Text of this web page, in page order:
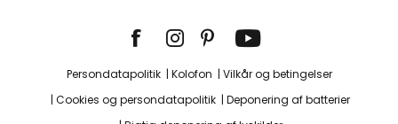
Persondatapolitik Kolofon
Vilkår og betingelser
Cookies og persondatapolitik
Deponering af batterier